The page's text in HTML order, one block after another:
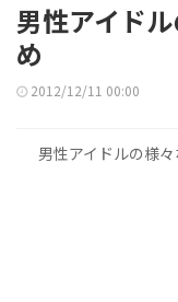
男性アイド
め
2012/12/11 00:00
男性アイドルの様